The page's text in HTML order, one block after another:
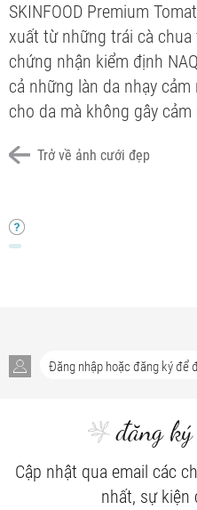
SKINFOOD Premium
xuất từ những trái cà
chứng nhận kiểm định
cả những làn da nhạy
cho da mà không gây
Trở về ảnh cưới đẹp
toner ( Nước Hoa Hồng)
e musion ( nhũ tương)
serum ( Tinh chất dưỡng)
Cream( kem dưỡng)
đăng
Cập nhật qua email các
nhất, sự kiện